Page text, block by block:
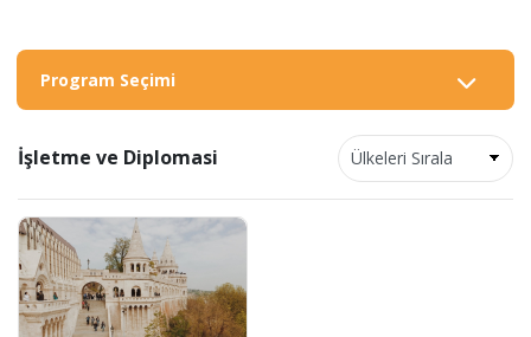
Program Seçimi
İşletme ve Diplomasi